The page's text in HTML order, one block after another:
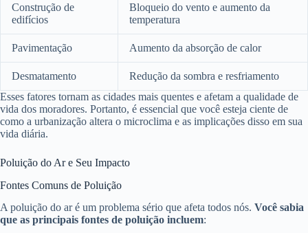
Construção de
edifícios
Bloqueio do vento e aumento da
temperatura
Pavimentação Aumento da absorção de calor
Desmatamento
Redução da sombra e resfriamento
Esses fatores tornam as cidades mais quentes e afetam a qualidade de
vida dos moradores. Portanto, é essencial que você esteja ciente de
como a urbanização altera o microclima e as implicações disso em sua
vida diária.
Poluição do Ar e Seu Impacto
Fontes Comuns de Poluição
A poluição do ar é um problema sério que afeta todos nós. Você sabia
que as principais fontes de poluição incluem: